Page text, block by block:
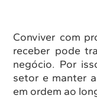
Conviver com
receber pode
negócio. Por
setor e manter
em ordem ao